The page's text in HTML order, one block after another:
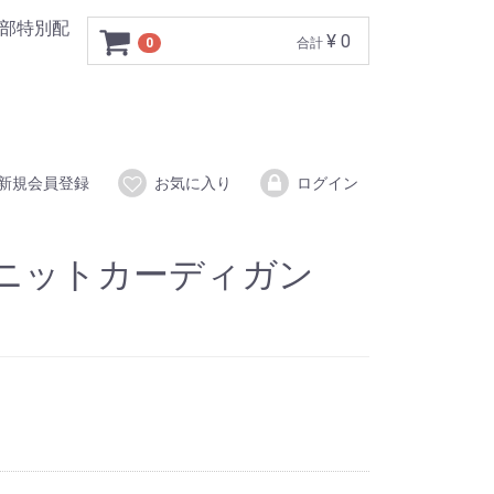
特別配
0 合計 ¥ 0
規会員登録 お気に入り ログイン
ットカーディガン